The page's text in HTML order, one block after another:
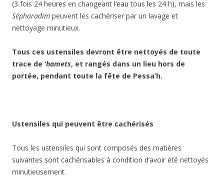
(3 fois 24 heures en changeant l’eau tous les 24 h), mais les
Sépharadim peuvent les cachériser par un lavage et
nettoyage minutieux.
Tous ces ustensiles devront être nettoyés de toute
trace de ‘hamets, et rangés dans un lieu hors de
portée, pendant toute la fête de Pessa’h.
Ustensiles qui peuvent être cachérisés
Tous les ustensiles qui sont composés des matières
suivantes sont cachérisables à condition d’avoir été nettoyés
minutieusement.